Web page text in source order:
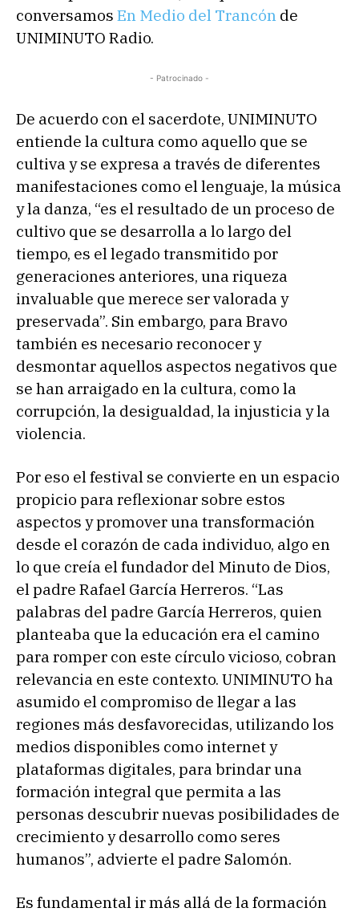
conversamos En Medio del Trancón de
UNIMINUTO Radio.
- Patrocinado -
De acuerdo con el sacerdote, UNIMINUTO
entiende la cultura como aquello que se
cultiva y se expresa a través de diferentes
manifestaciones como el lenguaje, la música
y la danza, “es el resultado de un proceso de
cultivo que se desarrolla a lo largo del
tiempo, es el legado transmitido por
generaciones anteriores, una riqueza
invaluable que merece ser valorada y
preservada”. Sin embargo, para Bravo
también es necesario reconocer y
desmontar aquellos aspectos negativos que
se han arraigado en la cultura, como la
corrupción, la desigualdad, la injusticia y la
violencia.
Por eso el festival se convierte en un espacio
propicio para reflexionar sobre estos
aspectos y promover una transformación
desde el corazón de cada individuo, algo en
lo que creía el fundador del Minuto de Dios,
el padre Rafael García Herreros. “Las
palabras del padre García Herreros, quien
planteaba que la educación era el camino
para romper con este círculo vicioso, cobran
relevancia en este contexto. UNIMINUTO ha
asumido el compromiso de llegar a las
regiones más desfavorecidas, utilizando los
medios disponibles como internet y
plataformas digitales, para brindar una
formación integral que permita a las
personas descubrir nuevas posibilidades de
crecimiento y desarrollo como seres
humanos”, advierte el padre Salomón.
Es fundamental ir más allá de la formación